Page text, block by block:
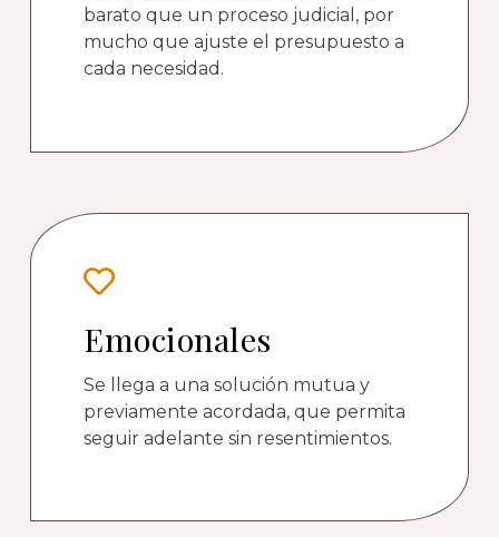
barato que un proceso judicial, por
mucho que ajuste el presupuesto a
cada necesidad.
Emocionales
Se llega a una solución mutua y
previamente acordada, que permita
seguir adelante sin resentimientos.